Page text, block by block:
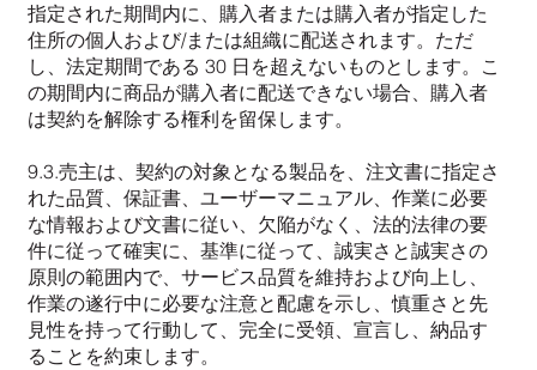
指定された期間内に、購入者または購入者が指定した
住所の個人および/または組織に配送されます。ただ
し、法定期間である 30 日を超えないものとします。こ
の期間内に商品が購入者に配送できない場合、購入者
は契約を解除する権利を留保します。
9.3.売主は、契約の対象となる製品を、注文書に指定さ
れた品質、保証書、ユーザーマニュアル、作業に必要
な情報および文書に従い、欠陥がなく、法的法律の要
件に従って確実に、基準に従って、誠実さと誠実さの
原則の範囲内で、サービス品質を維持および向上し、
作業の遂行中に必要な注意と配慮を示し、慎重さと先
見性を持って行動して、完全に受領、宣言し、納品す
ることを約束します。